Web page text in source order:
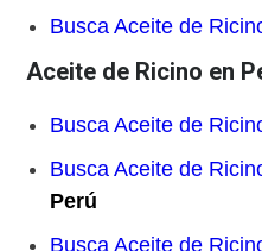
Busca Aceite de
Aceite de Ricino en
Busca Aceite de
Busca Aceite de
Perú
Busca Aceite de